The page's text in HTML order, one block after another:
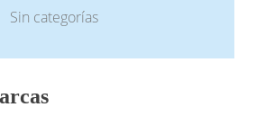
Sin categorías